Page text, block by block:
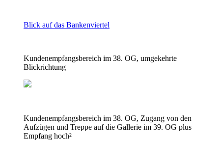
Blick auf das Bankenviertel
Kundenempfangsbereich im 38. OG, umgekehrte
Blickrichtung
Kundenempfangsbereich im 38. OG, Zugang von den
Aufzügen und Treppe auf die Gallerie im 39. OG plus
Empfang hoch²